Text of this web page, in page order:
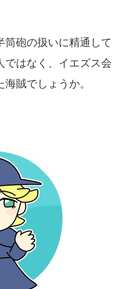
筒砲の扱いに精通して
ではなく、イエズス会
賊でしょうか。